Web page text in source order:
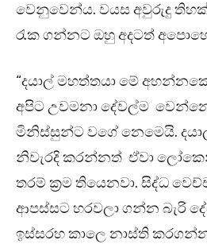
වෙනුවෙන්ය. වයස අවුරුදු
රැක ගන්නට ඔහු අදටත්
“දයාල් මහත්තයා මේ
අපිට උවමනා දේවල්ම
මිනිස්සුන්ට වගේ නෙමෙයි.
නිවැරදි කරන්නත් ඒවා
තරම් ක්‍රම තියෙනවා. සිද්ධ
ආපස්සට හරවලා ගන්න බැරි
ඉස්සරහ කාලෙ නාස්ති